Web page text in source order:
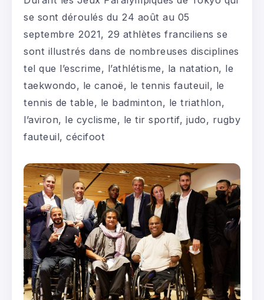
se sont déroulés du 24 août au 05
septembre 2021, 29 athlètes franciliens se
sont illustrés dans de nombreuses disciplines
tel que l’escrime, l’athlétisme, la natation, le
taekwondo, le canoë, le tennis fauteuil, le
tennis de table, le badminton, le triathlon,
l’aviron, le cyclisme, le tir sportif, judo, rugby
fauteuil, cécifoot